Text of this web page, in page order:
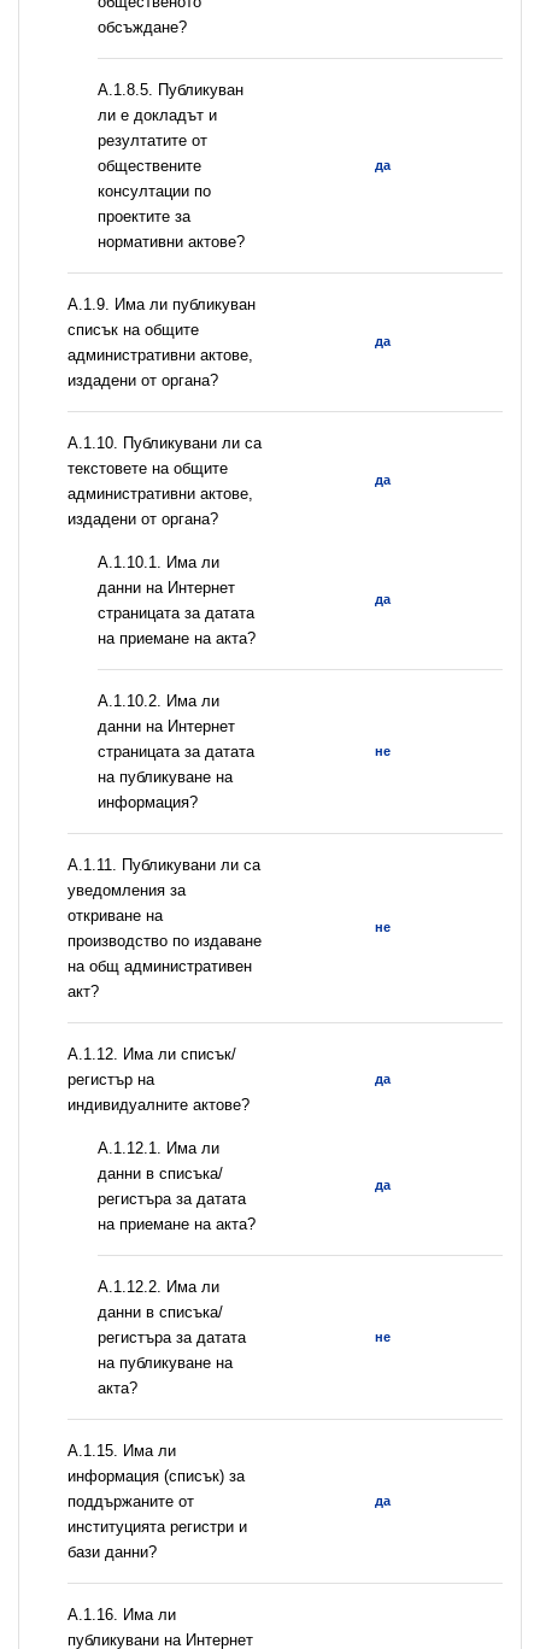
обсъждане?
А.1.8.5. Публикуван
ли е докладът и
резултатите от
обществените
консултации по
проектите за
нормативни актове?
да
А.1.9. Има ли публикуван
списък на общите
административни актове,
издадени от органа?
да
А.1.10. Публикувани ли са
текстовете на общите
административни актове,
издадени от органа?
да
A.1.10.1. Има ли
данни на Интернет
страницата за датата
на приемане на акта?
да
A.1.10.2. Има ли
данни на Интернет
страницата за датата
на публикуване на
информация?
не
А.1.11. Публикувани ли са
уведомления за
откриване на
производство по издаване
на общ административен
акт?
не
А.1.12. Има ли списък/
регистър на
индивидуалните актове?
да
A.1.12.1. Има ли
данни в списъка/
регистъра за датата
на приемане на акта?
да
A.1.12.2. Има ли
данни в списъка/
регистъра за датата
на публикуване на
акта?
не
А.1.15. Има ли
информация (списък) за
поддържаните от
институцията регистри и
бази данни?
да
А.1.16. Има ли
публикувани на Интернет